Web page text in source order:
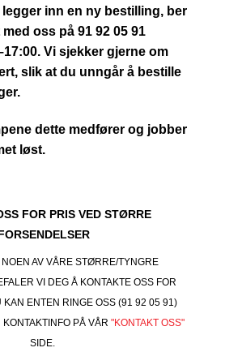
inn en ny bestilling, ber
oss på 91 92 05 91
Vi sjekker gjerne om
slik at du unngår å bestille
dette medfører og jobber
løst.
FOR PRIS VED STØRRE
AV VÅRE STØRRE/TYNGRE
VI DEG Å KONTAKTE OSS FOR
KAN ENTEN RINGE OSS (91 92 05 91)
PÅ VÅR "KONTAKT OSS"
SIDE.